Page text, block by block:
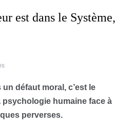
est dans le Système,
défaut moral, c’est le
humaine face à
perverses.